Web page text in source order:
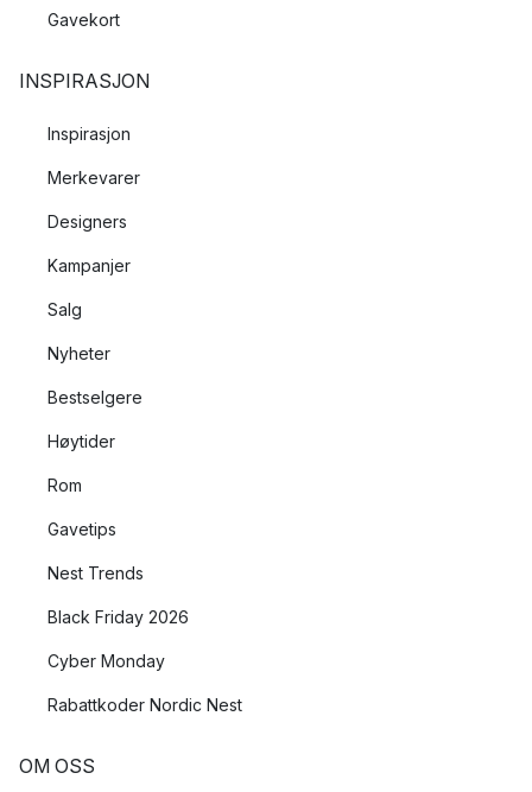
Gavekort
INSPIRASJON
Inspirasjon
Merkevarer
Designers
Kampanjer
Salg
Nyheter
Bestselgere
Høytider
Rom
Gavetips
Nest Trends
Black Friday 2026
Cyber Monday
Rabattkoder Nordic Nest
OM OSS